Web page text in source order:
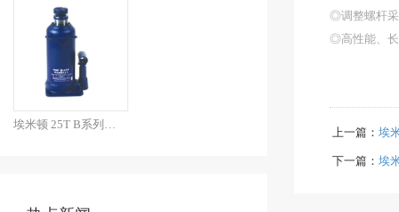
埃米顿 25T B系列焊接...
◎调整螺杆采
◎高性能、
上一篇： 埃
下一篇： 埃